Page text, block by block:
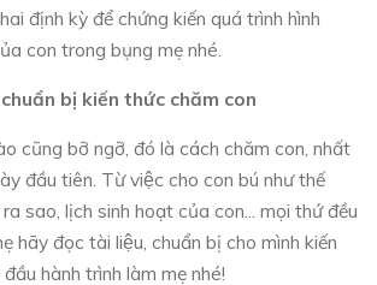
định kỳ để chứng kiến quá trình hình
con trong bụng mẹ nhé.
bị kiến thức chăm con
cũng bỡ ngỡ, đó là cách chăm con, nhất
đầu tiên. Từ việc cho con bú như thế
sao, lịch sinh hoạt của con... mọi thứ đều
hãy đọc tài liệu, chuẩn bị cho mình kiến
hành trình làm mẹ nhé!